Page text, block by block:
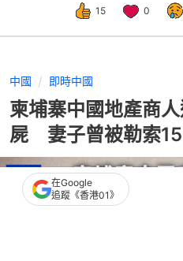
15 0
中國 即時中國
柬埔寨中國地產商
屍 妻子曾被勒索
在Google
追蹤《香港01》